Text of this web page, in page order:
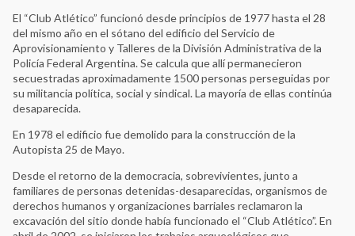
El “Club Atlético” funcionó desde principios de 1977 hasta el 28
del mismo año en el sótano del edificio del Servicio de
Aprovisionamiento y Talleres de la División Administrativa de la
Policía Federal Argentina. Se calcula que allí permanecieron
secuestradas aproximadamente 1500 personas perseguidas por
su militancia política, social y sindical. La mayoría de ellas continúa
desaparecida.
En 1978 el edificio fue demolido para la construcción de la
Autopista 25 de Mayo.
Desde el retorno de la democracia, sobrevivientes, junto a
familiares de personas detenidas-desaparecidas, organismos de
derechos humanos y organizaciones barriales reclamaron la
excavación del sitio donde había funcionado el “Club Atlético”. En
Ver Todos
Tlaxcoaque. Sitio de Memoria
Red de Sitios de Memoria Latinoamericanos y Caribeños
Archivo Histórico de la Policía Nacional